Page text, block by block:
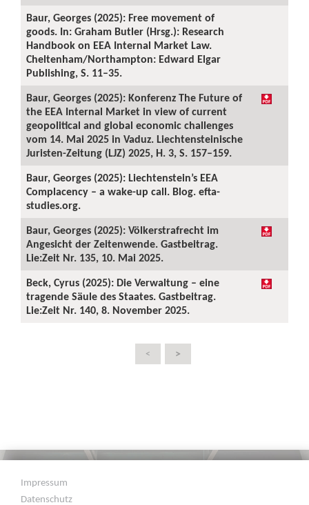
Baur, Georges (2025): Free movement of
goods. In: Graham Butler (Hrsg.): Research
Handbook on EEA Internal Market Law.
Cheltenham/Northampton: Edward Elgar
Publishing, S. 11–35.
Baur, Georges (2025): Konferenz The Future of
the EEA Internal Market in view of current
geopolitical and global economic challenges
vom 14. Mai 2025 in Vaduz. Liechtensteinische
Juristen-Zeitung (LJZ) 2025, H. 3, S. 157–159.
Baur, Georges (2025): Liechtenstein’s EEA
Complacency – a wake-up call. Blog. efta-
studies.org.
Baur, Georges (2025): Völkerstrafrecht im
Angesicht der Zeitenwende. Gastbeitrag.
Lie:Zeit Nr. 135, 10. Mai 2025.
Beck, Cyrus (2025): Die Verwaltung – eine
tragende Säule des Staates. Gastbeitrag.
Lie:Zeit Nr. 140, 8. November 2025.
< >
Impressum
Datenschutz